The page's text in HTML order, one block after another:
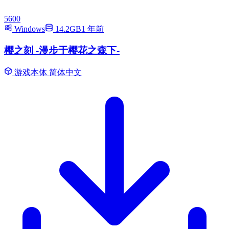
5600
Windows
14.2GB1 年前
樱之刻 -漫步于樱花之森下-
游戏本体 简体中文